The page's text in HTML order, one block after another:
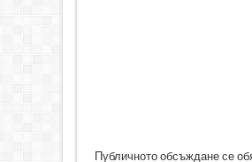
Публичното обсъждане се